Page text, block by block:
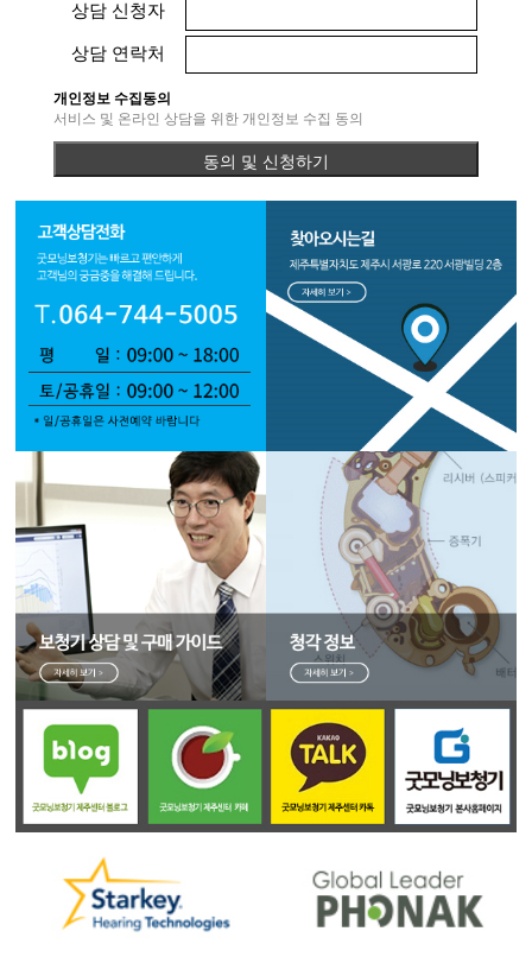
상담 신청자
상담 연락처
개인정보 수집동의
서비스 및 온라인 상담을 위한 개인정보 수집 동의